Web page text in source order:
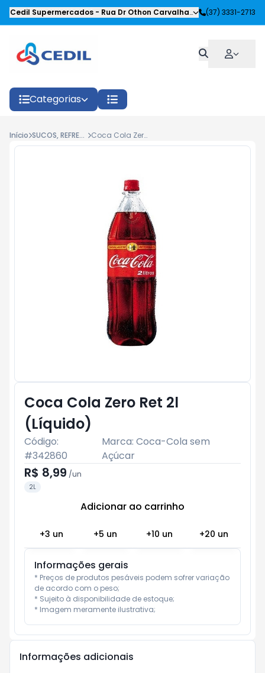
Cedil Supermercados- Rua Dr Othon Carvalhaes Siqueira,Oliveira
(37) 3331-2713
Categorias
Início SUCOS, REFRESCOS E REFRIGERANTES Coca Cola Zero Ret 2l (Líquido)
Coca Cola Zero Ret 2l
(Líquido)
Código:
#342860
Marca: Coca-Cola sem
Açúcar
R$ 8,99 /un
2L
Adicionar ao carrinho
+3 un +5 un +10 un +20 un
Informações gerais
* Preços de produtos pesáveis podem sofrer variação
de acordo com o peso;
* Sujeito à disponibilidade de estoque;
* Imagem meramente ilustrativa;
Informações adicionais